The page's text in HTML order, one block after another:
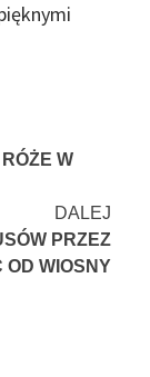
W
DALEJ
PRZEZ
WIOSNY